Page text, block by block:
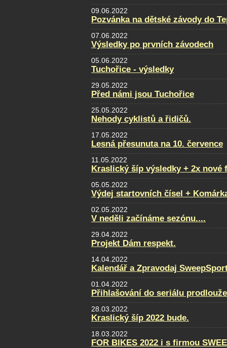
09.06.2022
Pozvánka na dětské závody do
07.06.2022
Výsledky po prvních závodech
05.06.2022
Tuchořice - výsledky
29.05.2022
Před námi jsou Tuchořice
25.05.2022
Nehody cyklistů a řidičů.
17.05.2022
Lesná přesunuta na 10. července
11.05.2022
Kraslický šíp výsledky + 2x nové
05.05.2022
Výdej startovních čísel +
02.05.2022
V neděli začínáme sezónu....
29.04.2022
Projekt Dám respekt.
14.04.2022
Kalendář a Zpravodaj
01.04.2022
Přihlašování do seriálu
28.03.2022
Kraslický šíp 2022 bude.
18.03.2022
FOR BIKES 2022 i s firmou